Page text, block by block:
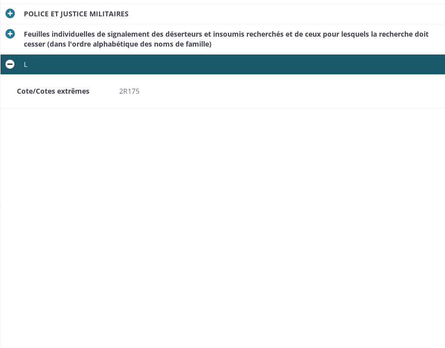
POLICE ET JUSTICE MILITAIRES
Feuilles individuelles de signalement des déserteurs et insoumis recherchés et de ceux pour lesquels la recherche doit
cesser (dans l'ordre alphabétique des noms de famille)
L
Cote/Cotes extrêmes 2R175